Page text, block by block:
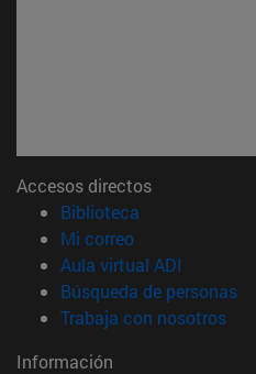
Accesos directos
Biblioteca
Mi correo(abre en nueva
Aula virtual ADI
Búsqueda de personas
Trabaja con nosotros
Información